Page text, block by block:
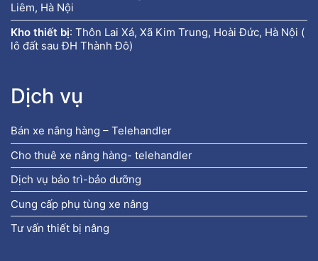
Liêm, Hà Nội
Kho thiết bị: Thôn Lai Xá, Xã Kim Trung, Hoài Đức, Hà Nội (
lô đất sau ĐH Thành Đô)
Dịch vụ
Bán xe nâng hàng – Telehandler
Cho thuê xe nâng hàng- telehandler
Dịch vụ bảo trì-bảo dưỡng
Cung cấp phụ tùng xe nâng
Tư vấn thiết bị nâng